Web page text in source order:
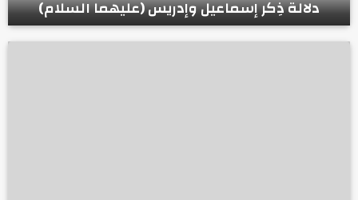
دلالة ذِكر إسماعيل وإدريس (عليهما السلام)